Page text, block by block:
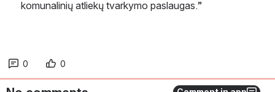
komunalinių atliekų tvarkymo paslaugas.”
0 0